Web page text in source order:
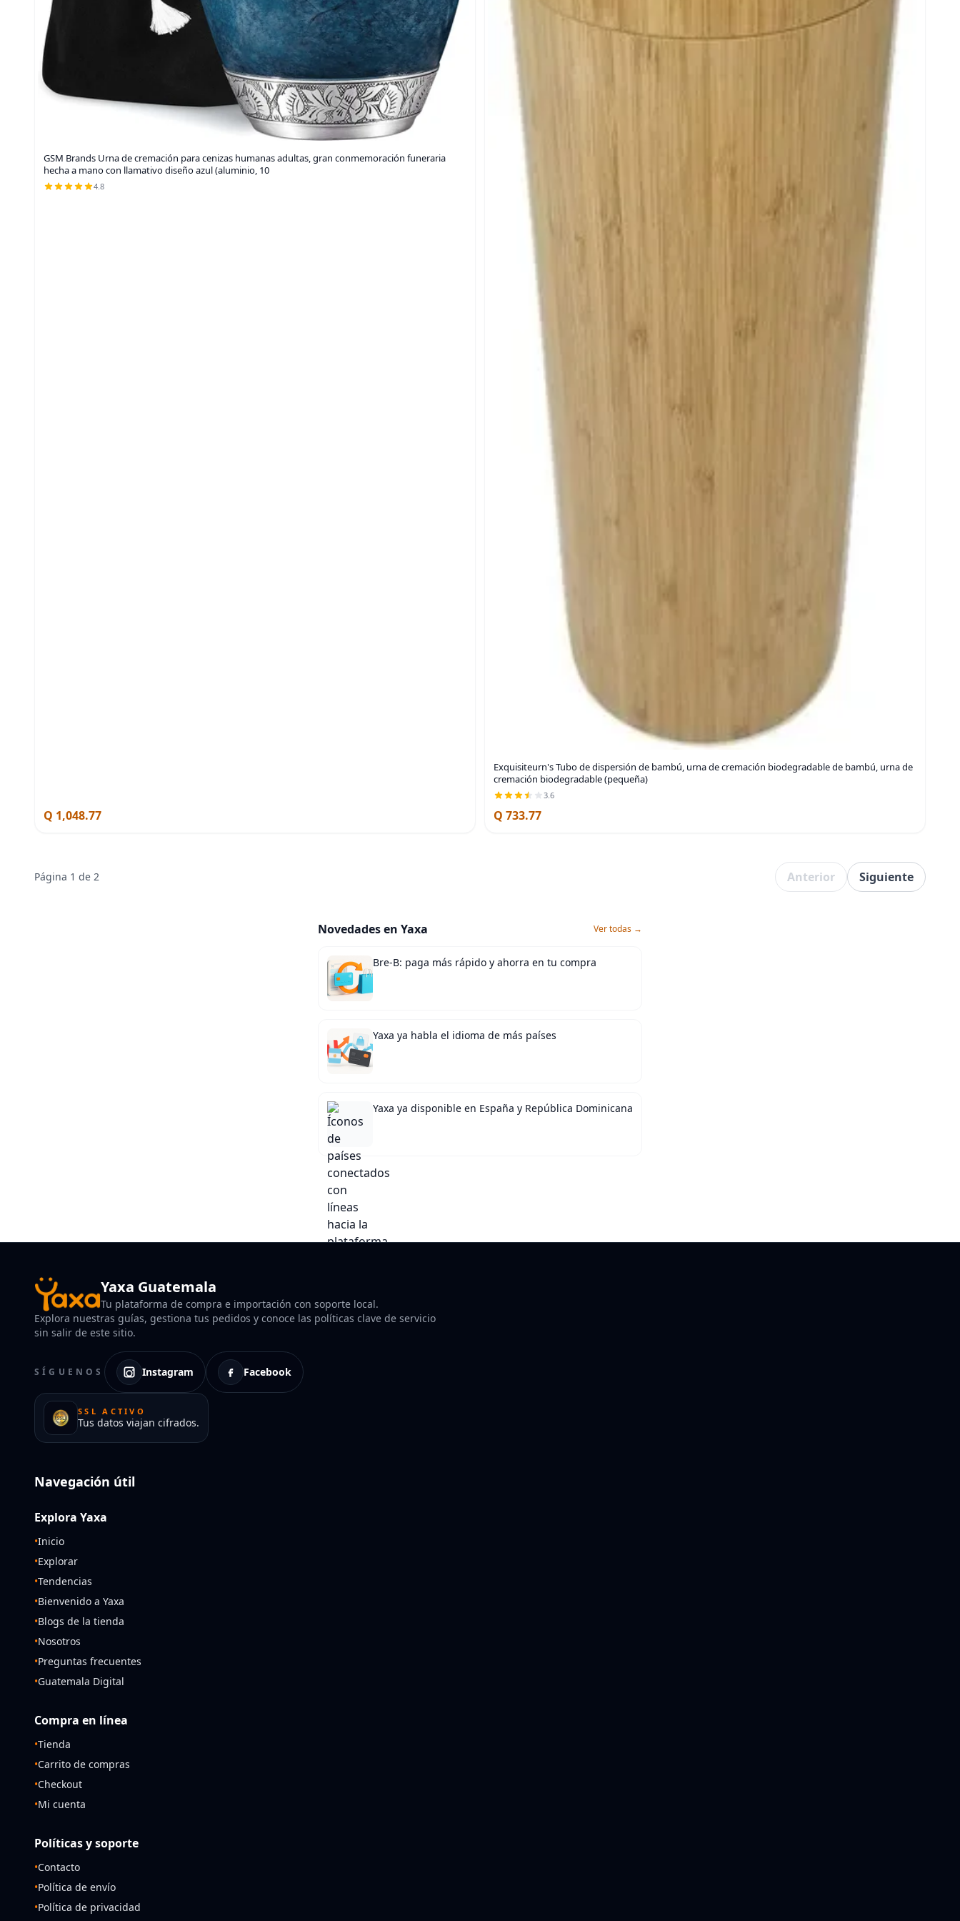
GSM Brands Urna de cremación para cenizas humanas adultas, gran conmemoración funeraria
hecha a mano con llamativo diseño azul (aluminio, 10
4.8
Q 1,048.77
Exquisiteurn's Tubo de dispersión de bambú, urna de cremación biodegradable de bambú, urna de
cremación biodegradable (pequeña)
3.6
Q 733.77
Página 1 de 2 Anterior Siguiente
Novedades en Yaxa Ver todas →
Bre-B: paga más rápido y ahorra en tu compra
Yaxa ya habla el idioma de más países
Yaxa ya disponible en España y República Dominicana
Yaxa Guatemala
Tu plataforma de compra e importación con soporte local.
Explora nuestras guías, gestiona tus pedidos y conoce las políticas clave de servicio
sin salir de este sitio.
SÍGUENOS Instagram Facebook
SSL ACTIVO
Tus datos viajan cifrados.
Navegación útil
Explora Yaxa
•Inicio
•Explorar
•Tendencias
•Bienvenido a Yaxa
•Blogs de la tienda
•Nosotros
•Preguntas frecuentes
•Guatemala Digital
Compra en línea
•Tienda
•Carrito de compras
•Checkout
•Mi cuenta
Políticas y soporte
•Contacto
•Política de envío
•Política de privacidad